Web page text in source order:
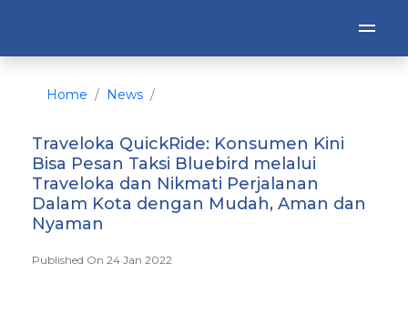
Home News
Traveloka QuickRide: Konsumen Kini
Bisa Pesan Taksi Bluebird melalui
Traveloka dan Nikmati Perjalanan
Dalam Kota dengan Mudah, Aman dan
Nyaman
Published On 24 Jan 2022